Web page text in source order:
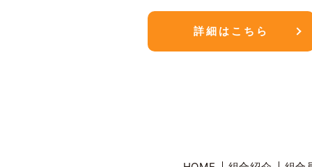
詳細はこちら